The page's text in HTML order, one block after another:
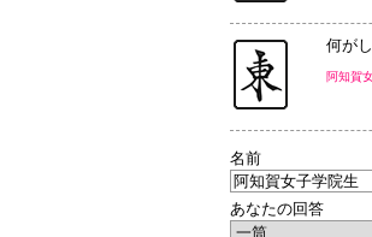
何が
阿知
名前
あなたの回答